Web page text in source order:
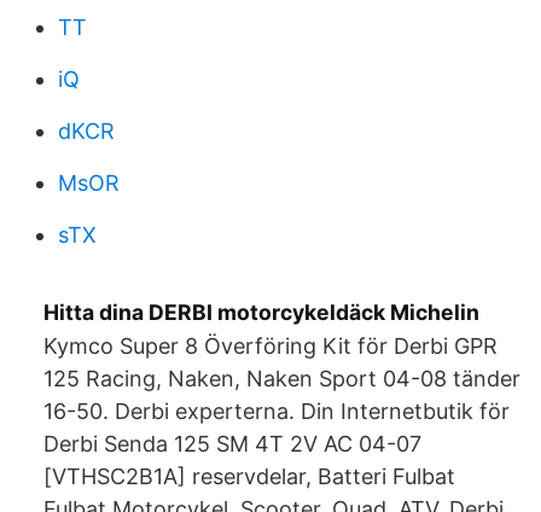
TT
iQ
dKCR
MsOR
sTX
Hitta dina DERBI motorcykeldäck Michelin
Kymco Super 8 Överföring Kit för Derbi GPR
125 Racing, Naken, Naken Sport 04-08 tänder
16-50. Derbi experterna. Din Internetbutik för
Derbi Senda 125 SM 4T 2V AC 04-07
[VTHSC2B1A] reservdelar, Batteri Fulbat